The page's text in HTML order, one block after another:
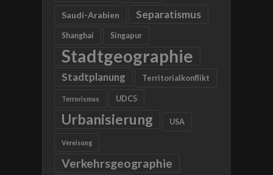
Saudi-Arabien Separatismus
Shanghai Singapur
Stadtgeographie
Stadtplanung Territorialkonflikt
Terrorismus UDC5
Urbanisierung USA
Vereisung
Verkehrsgeographie